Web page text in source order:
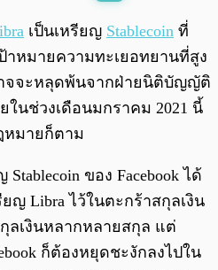
เป็นเหรียญ Stablecoin ที่
ป้าหมายความทะเยอทยานที่สูง
จจะหลุดพ้นจากฝ่ายนิติบัญญัติ
ในช่วงเดือนมกราคม 2021 นี้
หมายก็ตาม
ของ Facebook ได้
ญ Libra ไว้ในตะกร้าสกุลเงิน
ลเงินหลากหลายสกุล แต่
ก็ต้องหยุดชะงักลงไปใน